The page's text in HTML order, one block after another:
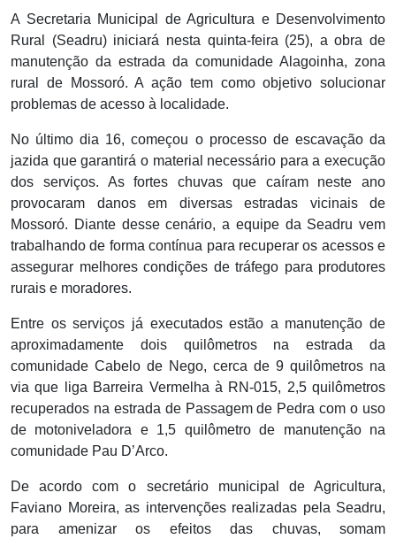
A Secretaria Municipal de Agricultura e Desenvolvimento
Rural (Seadru) iniciará nesta quinta-feira (25), a obra de
manutenção da estrada da comunidade Alagoinha, zona
rural de Mossoró. A ação tem como objetivo solucionar
problemas de acesso à localidade.
No último dia 16, começou o processo de escavação da
jazida que garantirá o material necessário para a execução
dos serviços. As fortes chuvas que caíram neste ano
provocaram danos em diversas estradas vicinais de
Mossoró. Diante desse cenário, a equipe da Seadru vem
trabalhando de forma contínua para recuperar os acessos e
assegurar melhores condições de tráfego para produtores
rurais e moradores.
Entre os serviços já executados estão a manutenção de
aproximadamente dois quilômetros na estrada da
comunidade Cabelo de Nego, cerca de 9 quilômetros na
via que liga Barreira Vermelha à RN-015, 2,5 quilômetros
recuperados na estrada de Passagem de Pedra com o uso
de motoniveladora e 1,5 quilômetro de manutenção na
comunidade Pau D’Arco.
De acordo com o secretário municipal de Agricultura,
Faviano Moreira, as intervenções realizadas pela Seadru,
para amenizar os efeitos das chuvas, somam